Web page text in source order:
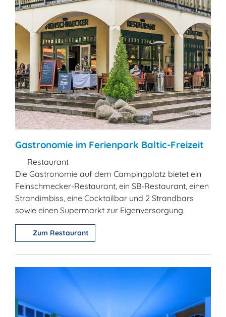
Gastronomie im Ferienpark Baltic-Freizeit
Restaurant
Die Gastronomie auf dem Campingplatz bietet ein
Feinschmecker-Restaurant, ein SB-Restaurant, einen
Strandimbiss, eine Cocktailbar und 2 Strandbars
sowie einen Supermarkt zur Eigenversorgung.
Zum Restaurant